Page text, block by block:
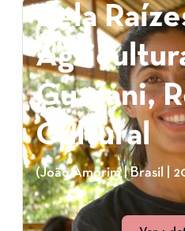
Bela
Guarani,
Cultural
(João Amorim | Brasil |